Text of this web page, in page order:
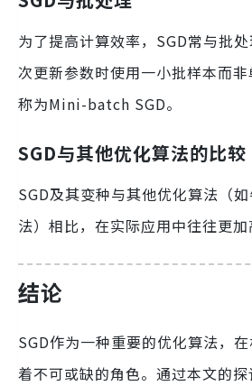
为了提高计算效率，SGD常与批
次更新参数时使用一小批样本而
称为Mini-batch SGD。
SGD与其他优化算法的比较
SGD及其变种与其他优化算法（
法）相比，在实际应用中往往更加
结论
SGD作为一种重要的优化算法，
着不可或缺的角色。通过本文的